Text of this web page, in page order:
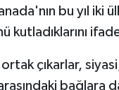
bu yıl iki
kutladıklarını
çıkarlar,
bağlara